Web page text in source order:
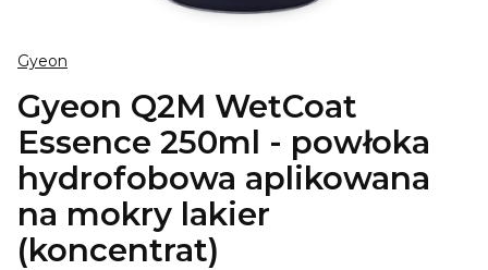
Gyeon
Gyeon Q2M WetCoat
Essence 250ml - powłoka
hydrofobowa aplikowana
na mokry lakier
(koncentrat)